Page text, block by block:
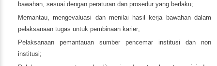
bawahan, sesuai dengan peraturan dan prosedur yang berlaku;
Memantau, mengevaluasi dan menilai hasil kerja bawahan dalam
pelaksanaan tugas untuk pembinaan karier;
Pelaksanaan pemantauan sumber pencemar institusi dan non
institusi;